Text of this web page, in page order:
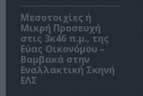
Μεσοτοιχίες ή
Μικρή Προσευχή
στις 3κ46 π.μ., της
Εύας Οικονόμου –
Βαμβακά στην
Εναλλακτική Σκηνή
ΕΛΣ